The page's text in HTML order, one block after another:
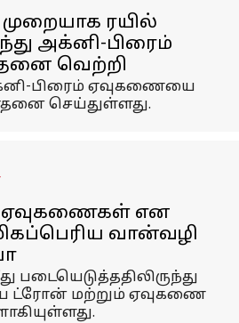
ரயில்
அக்னி-பிரைம்
வெற்றி
பிரைம் ஏவுகணையை
செய்துள்ளது.
ஏவுகணைகள் என
வான்வழி
ட்ரோன் மற்றும் ஏவுகணை